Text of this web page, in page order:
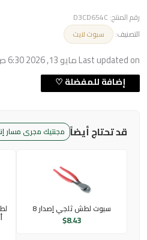
رقم المنتج:D3CD654C
التصنيف:
سبوت لايت
Last updated on مايو 13, 2026 6:30 ص
قد تحتاج أيضاً مجنتيك مجرى مسار
سبوت لطش ثلجي إصدار 8
$8.43